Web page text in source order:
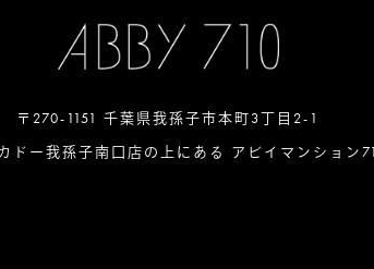
〒270-1151 千葉県我孫子市本町3丁目2-1
ドー我孫子南口店の上にある アビイマンション